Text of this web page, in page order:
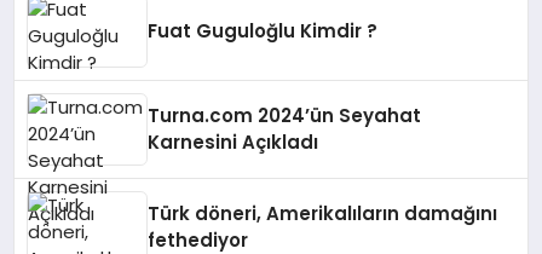
Fuat Guguloğlu Kimdir ?
Turna.com 2024’ün Seyahat
Karnesini Açıkladı
Türk döneri, Amerikalıların damağını
fethediyor